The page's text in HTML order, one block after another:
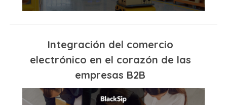
Integración del comercio
electrónico en el corazón de las
empresas B2B